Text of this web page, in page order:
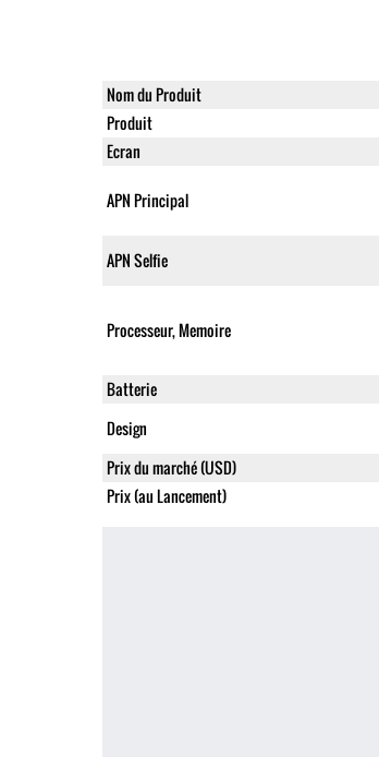
Nom du Produit
Produit
Ecran
APN Principal
APN Selfie
Processeur, Memoire
Batterie
Design
Prix du marché (USD)
Prix (au Lancement)